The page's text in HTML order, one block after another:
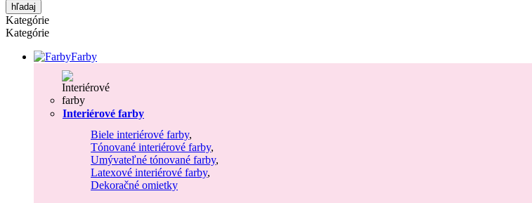
hľadaj
Kategórie
Kategórie
Farby
Interiérové farby
Biele interiérové farby,
Tónované interiérové farby,
Umývateľné tónované farby,
Latexové interiérové farby,
Dekoračné omietky